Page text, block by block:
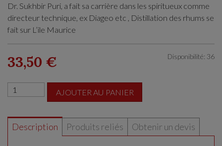
Dr. Sukhbir Puri, a fait sa carrière dans les spiritueux comme
directeur technique, ex Diageo etc , Distillation des rhums se
fait sur L’ile Maurice
Disponibilité: 36
33,50 €
AJOUTER AU PANIER
Description Produits reliés Obtenir un devis